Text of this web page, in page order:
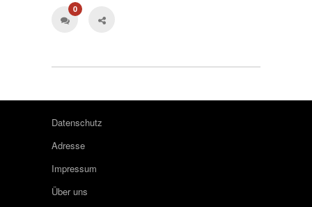
0
Datenschutz
Adresse
Impressum
Über uns